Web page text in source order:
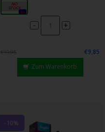
10ml
0x
- +
€10,95
€9,85
Zum Warenkorb
-10%